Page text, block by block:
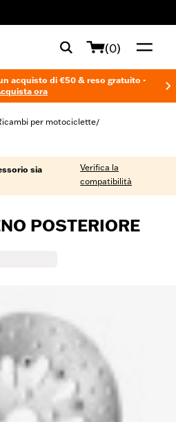
(0)
acquisto di €50 & reso gratuito -
ora
per motociclette/
sia
Verifica la
compatibilità
POSTERIORE